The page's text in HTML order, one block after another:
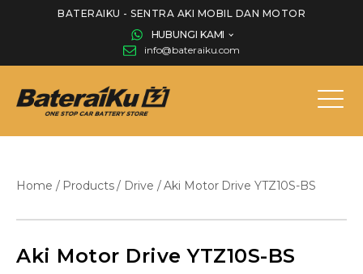
BATERAIKU - SENTRA AKI MOBIL DAN MOTOR
HUBUNGI KAMI
info@bateraiku.com
Home / Products/ Drive /Aki Motor Drive YTZ10S-BS
Aki Motor Drive YTZ10S-BS